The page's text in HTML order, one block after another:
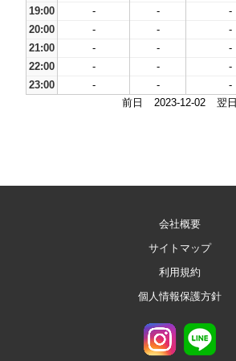
19:00
- - -
20:00
- - -
21:00
- - -
22:00
- - -
23:00
- - -
前日
2023-12-02 翌日
会社概要
サイトマップ
利用規約
個人情報保護方針